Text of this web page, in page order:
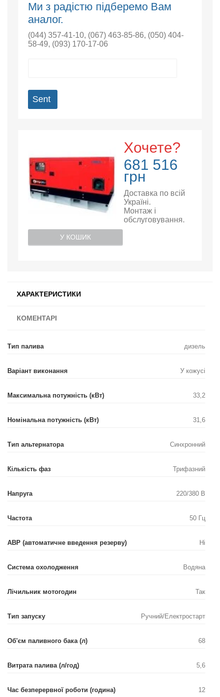
Ми з радістю підберемо Вам
аналог.
(044) 357-41-10, (067) 463-85-86, (050) 404-
58-49, (093) 170-17-06
Sent
Хочете?
681 516
грн
Доставка по всій
Україні.
Монтаж і
обслуговування.
У КОШИК
ХАРАКТЕРИСТИКИ
КОМЕНТАРІ
Тип палива дизель
Варіант виконання У кожусі
Максимальна потужність (кВт) 33,2
Номінальна потужність (кВт) 31,6
Тип альтернатора Синхронний
Кількість фаз Трифазний
Напруга 220/380 В
Частота 50 Гц
АВР (автоматичне введення резерву) Ні
Система охолодження Водяна
Лічильник мотогодин Так
Тип запуску Ручний/Електростарт
Об'єм паливного бака (л) 68
Витрата палива (л/год) 5,6
Час безперервної роботи (година) 12